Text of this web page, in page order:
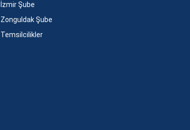
İzmir Şube
Zonguldak Şube
Temsilcilikler